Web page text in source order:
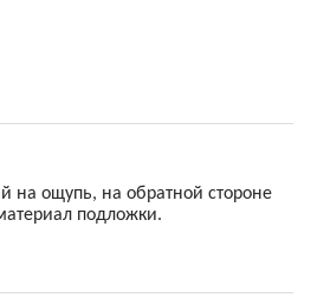
на ощупь, на обратной стороне
подложки.